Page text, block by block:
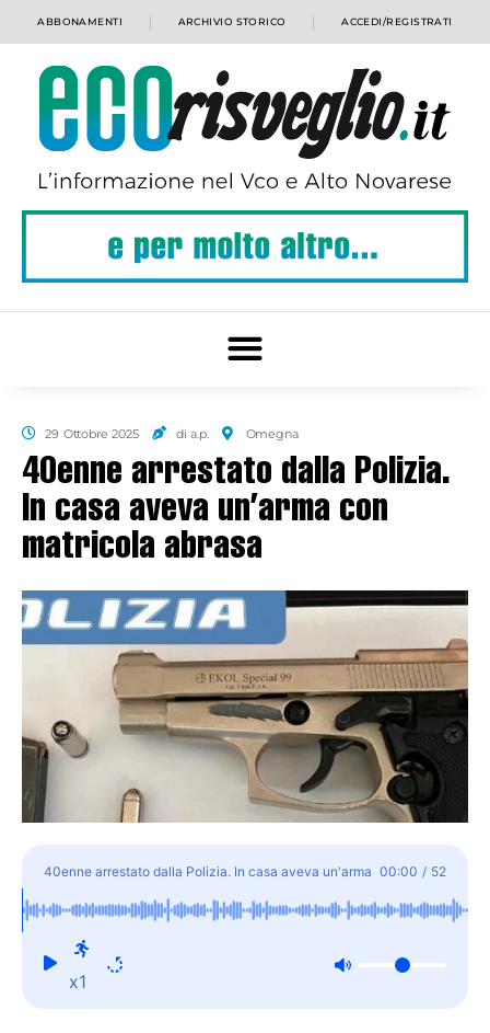
ABBONAMENTI ARCHIVIO STORICO ACCEDI/REGISTRATI
29 Ottobre 2025 di a.p. Omegna
40enne arrestato dalla Polizia.
In casa aveva un’arma con
matricola abrasa
40enne arrestato dalla Polizia. In casa aveva un'arma
con matricola abrasa
00:00 / 52
x1